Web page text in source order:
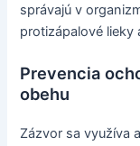
správajú v
protizápalové lieky
Prevencia
obehu
Zázvor sa využíva